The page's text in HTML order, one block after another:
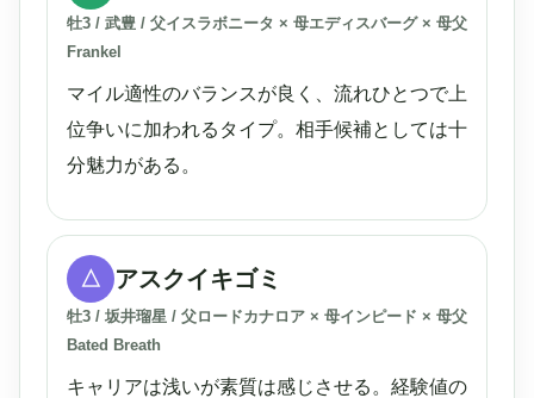
牡3 / 武豊 / 父イスラボニータ × 母エディスバーグ × 母父
Frankel
マイル適性のバランスが良く、流れひとつで上
位争いに加われるタイプ。相手候補としては十
分魅力がある。
△ アスクイキゴミ
牡3 / 坂井瑠星 / 父ロードカナロア × 母インピード × 母父
Bated Breath
キャリアは浅いが素質は感じさせる。経験値の